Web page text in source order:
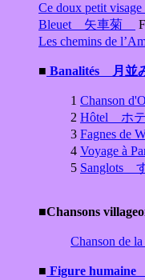
Ce doux petit
Bleuet 矢車菊
Les chemins de
■ Banalités 月並
1 Chanson
2 Hôtel ホ
3 Fagnes de
4 Voyage à
5 Sanglots
■Chansons
Chanson de
■ Figure